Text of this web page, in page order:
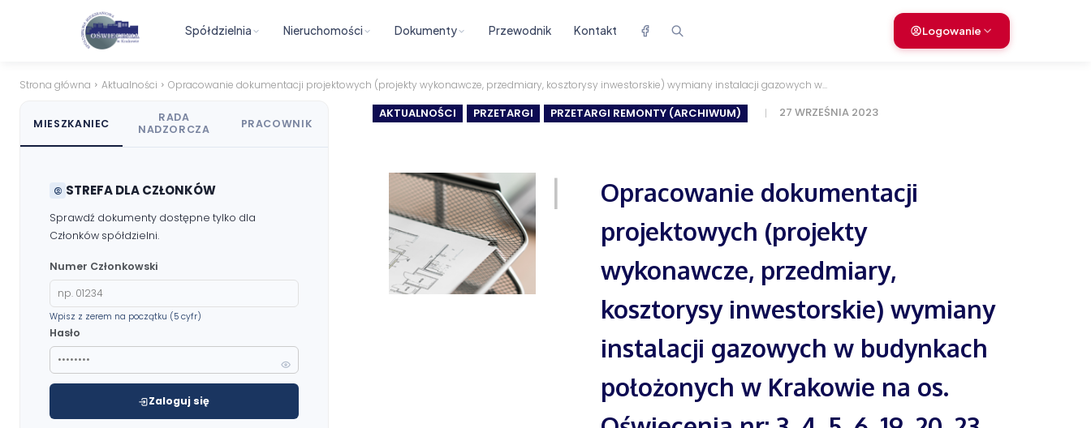
Spółdzielnia Nieruchomości Dokumenty Przewodnik Kontakt Logowanie
Strona główna Aktualności Opracowanie dokumentacji projektowych (projekty wykonawcze, przedmiary, kosztorysy inwestorskie) wymiany instalacji gazowych w...
AKTUALNOŚCI PRZETARGI PRZETARGI REMONTY (ARCHIWUM) 27 WRZEŚNIA 2023
Opracowanie dokumentacji
projektowych (projekty
wykonawcze, przedmiary,
kosztorysy inwestorskie) wymiany
instalacji gazowych w budynkach
położonych w Krakowie na os.
MIESZKANIEC
RADA
NADZORCZA
PRACOWNIK
STREFA DLA CZŁONKÓW
Sprawdź dokumenty dostępne tylko dla
Członków spółdzielni.
Numer Członkowski
Wpisz z zerem na początku (5 cyfr)
Hasło
Zaloguj się